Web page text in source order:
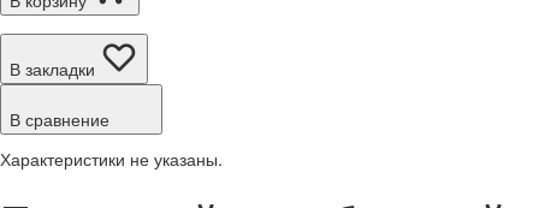
В закладки
В сравнение
Характеристики не указаны.